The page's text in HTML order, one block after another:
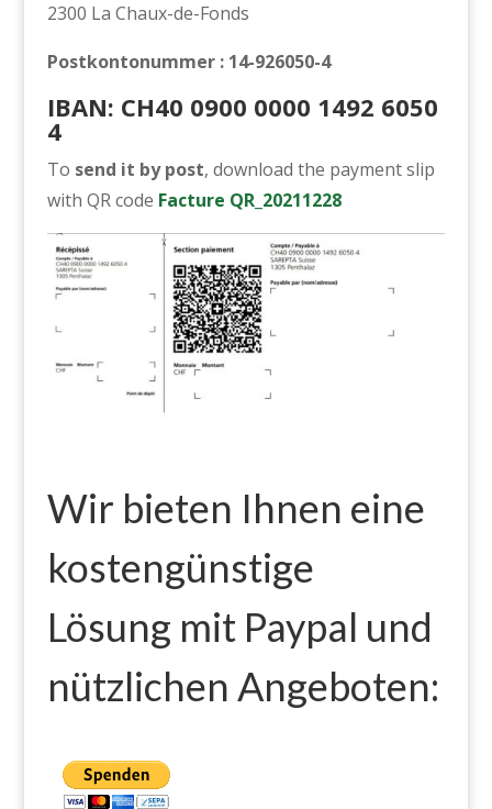
2300 La Chaux-de-Fonds
Postkontonummer : 14-926050-4
IBAN: CH40 0900 0000 1492 6050
4
To send it by post, download the payment slip
with QR code Facture QR_20211228
Wir bieten Ihnen eine
kostengünstige
Lösung mit Paypal und
nützlichen Angeboten: